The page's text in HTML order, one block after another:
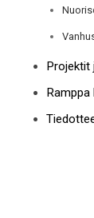
Projektit
Ramppa